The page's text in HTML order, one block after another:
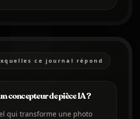
ce journal répond
concepteur de pièce IA ?
qui transforme une photo